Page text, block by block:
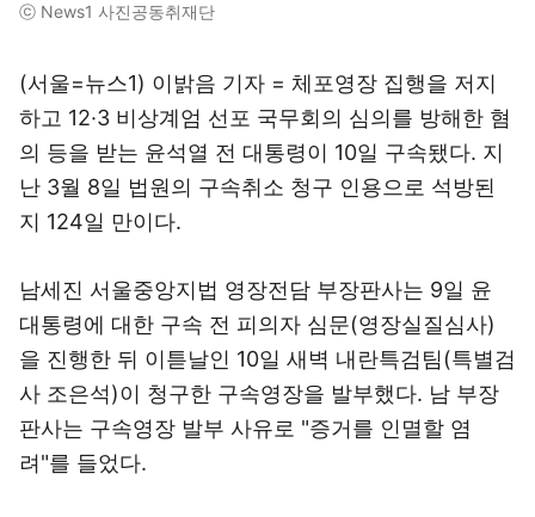
ⓒ News1 사진공동취재단
(서울=뉴스1) 이밝음 기자 = 체포영장 집행을 저지
하고 12·3 비상계엄 선포 국무회의 심의를 방해한 혐
의 등을 받는 윤석열 전 대통령이 10일 구속됐다. 지
난 3월 8일 법원의 구속취소 청구 인용으로 석방된
지 124일 만이다.
남세진 서울중앙지법 영장전담 부장판사는 9일 윤
대통령에 대한 구속 전 피의자 심문(영장실질심사)
을 진행한 뒤 이튿날인 10일 새벽 내란특검팀(특별검
사 조은석)이 청구한 구속영장을 발부했다. 남 부장
판사는 구속영장 발부 사유로 "증거를 인멸할 염
려"를 들었다.